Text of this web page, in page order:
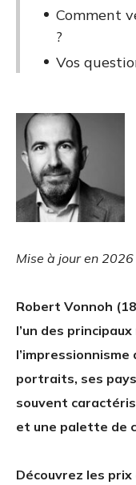
Comment
?
Vos
Mise à jour en 2026
Robert Vonnoh
l’un des
portraits, ses
souvent
et une palette de
Découvrez les